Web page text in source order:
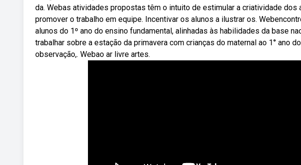
da. Webas atividades propostas têm o intuito de estimular a criatividade
promover o trabalho em equipe. Incentivar os alunos a ilustrar os.
alunos do 1º ano do ensino fundamental, alinhadas às habilidades da base
trabalhar sobre a estação da primavera com crianças do maternal ao 1° ano
observação,. Webao ar livre artes.